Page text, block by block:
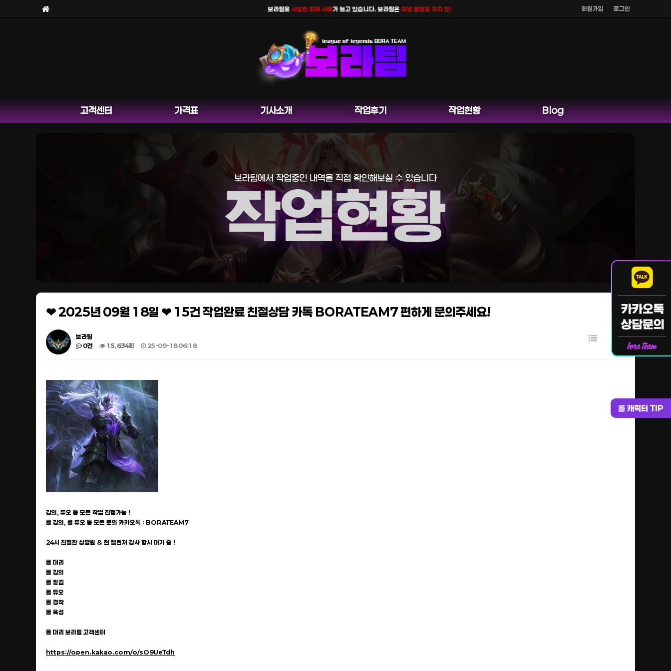
회원가입 로그인
보라팀을사칭한 피해 사례가 늘고 있습니다. 보라팀은채널 운영을 하지 않으며공식 홈페이지 카카오톡 외 다른 채팅은 운영하지 않습니다.
롤 캐릭터 TIP
고객센터 가격표 기사소개 작업후기 작업현황 Blog
❤ 2025년 09월 18일 ❤ 15건 작업완료 친절상담 카톡 BORATEAM7 편하게 문의주세요!
보라팀
0건
15,634회 25-09-18 06:18
강의, 듀오 등 모든 작업 진행가능 !
롤 강의, 롤 듀오 등 모든 문의 카카오톡 : BORATEAM7
24시 친절한 상담원 & 현 챌린저 강사 항시 대기 중 !
롤 대리
롤 강의
롤 맡김
롤 듀오
롤 경작
롤 육성
롤 대리 보라팀 고객센터
https://open.kakao.com/o/sO9UeTdh